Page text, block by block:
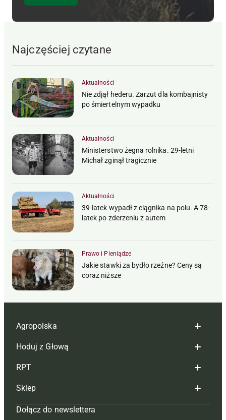
Najczęściej czytane
Aktualności
Nie zdjął hederu. Zarzut dla kombajnisty
po śmiertelnym wypadku
Aktualności
Ministerstwo żegna rolnika. 29-letni
Michał zginął tragicznie
Aktualności
39-latek wypadł z ciągnika na polu. A 78-
latek po zderzeniu z autem
Prawo i Pieniądze
Jakie stawki za bydło rzeźne? Ceny są
coraz niższe
Agropolska
Redakcja
Reklama
Tagi
Mapa serwisu
Hoduj z Głową
Hoduj z głową bydło
Hoduj z głową świnie
Prenumerata
RPT
Redakcja
Prenumerata
Sklep
Czasopisma i prenumerata
Dołącz do newslettera